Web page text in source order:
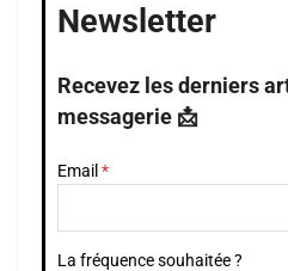
Newsletter
Recevez les derniers
messagerie 📩
Email
La fréquence souhaitée ?